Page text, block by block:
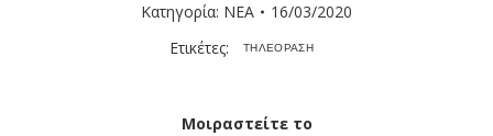
Κατηγορία: ΝΕΑ
16/03/2020
Ετικέτες:
ΤΗΛΕΟΡΑΣΗ
Μοιραστείτε το